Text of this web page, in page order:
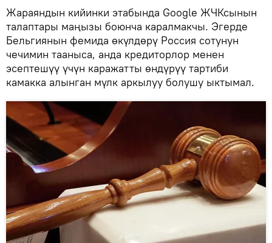
Жараяндын кийинки этабында Google ЖЧКсынын
талаптары маңызы боюнча каралмакчы. Эгерде
Бельгиянын фемида өкүлдөрү Россия сотунун
чечимин тааныса, анда кредиторлор менен
эсептешүү үчүн каражатты өндүрүү тартиби
камакка алынган мүлк аркылуу болушу ыктымал.